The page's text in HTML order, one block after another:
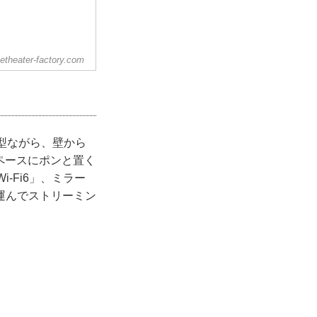
factory.com
ながら、壁から
スにポンと置く
Fi6」、ミラー
んでストリーミン